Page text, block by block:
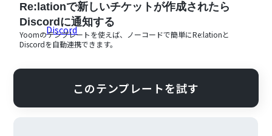
Re:lationで新しいチケットが作成されたら
Discordに通知する
Yoomのテンプレートを使えば、ノーコードで簡単にRe:lationと
Discordを自動連携できます。
このテンプレートを試す